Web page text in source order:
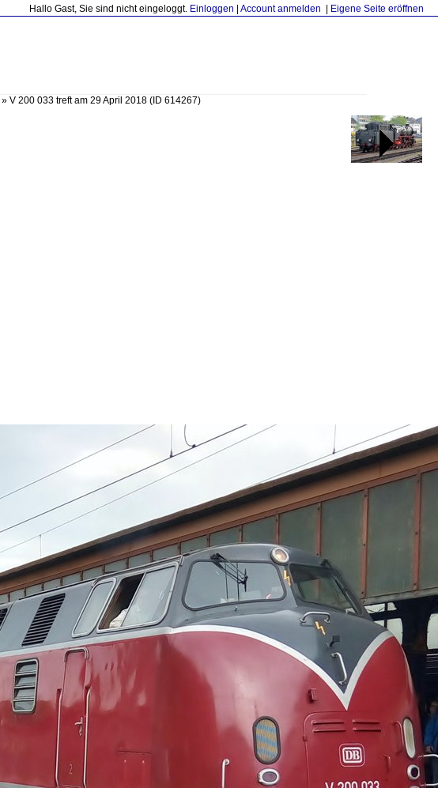
Hallo Gast, Sie sind nicht eingeloggt. Einloggen Account anmelden Eigene Seite eröffnen
» V 200 033 treft am 29 April 2018 (ID 614267)